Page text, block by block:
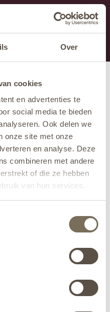
Over
cookies
en advertenties te
social media te bieden
Ook delen we
onze site met onze
en analyse. Deze
combineren met andere
of die ze hebben
van hun services.
in onderhoud.
bellen +31 413 274